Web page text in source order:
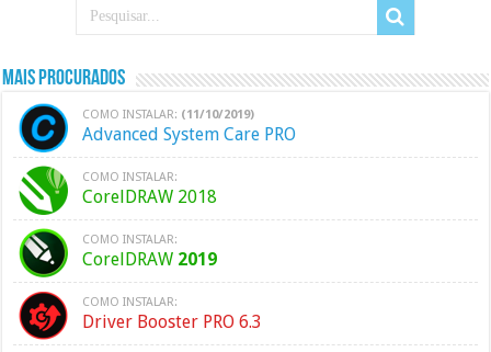
Mais Procurados
COMO INSTALAR: (11/10/2019)
Advanced System Care PRO
COMO INSTALAR:
CorelDRAW 2018
COMO INSTALAR:
CorelDRAW 2019
COMO INSTALAR:
Driver Booster PRO 6.3